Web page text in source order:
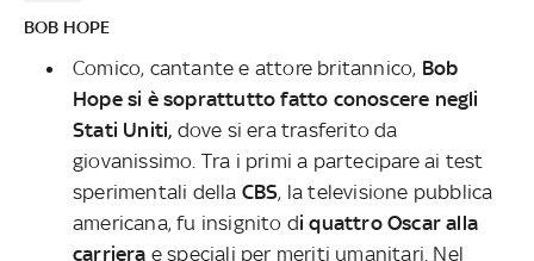
BOB HOPE
Comico, cantante e attore britannico, Bob
Hope si è soprattutto fatto conoscere negli
Stati Uniti, dove si era trasferito da
giovanissimo. Tra i primi a partecipare ai test
sperimentali della CBS, la televisione pubblica
americana, fu insignito di quattro Oscar alla
carriera e speciali per meriti umanitari. Nel